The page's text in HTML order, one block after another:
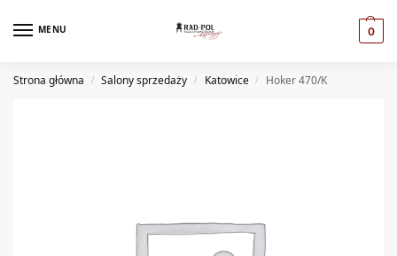
MENU 0
Strona główna / Salony sprzedaży / Katowice / Hoker 470/K